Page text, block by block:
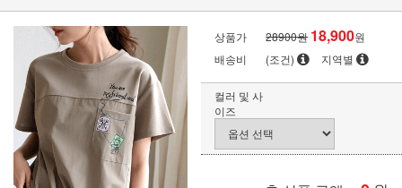
상품가 28900원 18,900원
배송비
(조건) 지역별
컬러 및 사
이즈